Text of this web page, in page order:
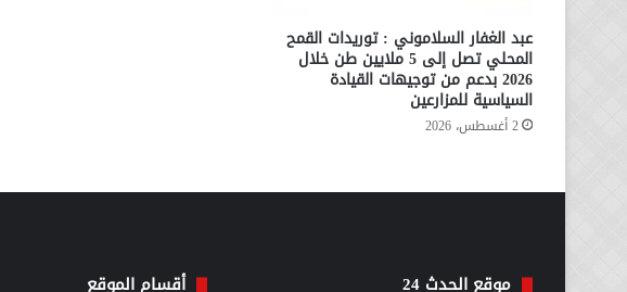
عبد الغفار السلاموني : توريدات القمح
المحلي تصل إلى 5 ملايين طن خلال
2026 بدعم من توجيهات القيادة
السياسية للمزارعين
2 أغسطس، 2026
موقع الحدث 24 أقسام الموقع